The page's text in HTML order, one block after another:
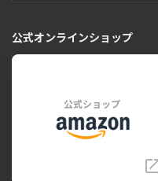
公式オンラインショップ
公式ショップ